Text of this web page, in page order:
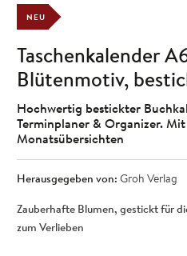
NEU
Taschenkalender
Blütenmotiv,
Hochwertig bestickter
Terminplaner & Organizer.
Monatsübersichten
Herausgegeben von: Groh Verlag
Zauberhafte Blumen, gestickt für
zum Verlieben